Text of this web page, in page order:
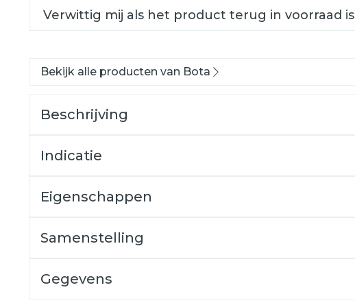
Verwittig mij als het product terug in voorraad is
Bekijk alle producten van Bota
Beschrijving
Indicatie
Eigenschappen
met korte armen
Thermische angora vezel
Samenstelling
Gegevens